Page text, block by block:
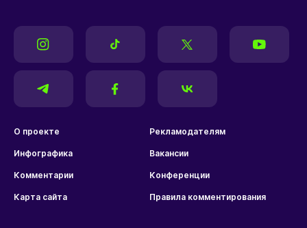
О проекте Рекламодателям
Инфографика Вакансии
Комментарии Конференции
Карта сайта Правила комментирования